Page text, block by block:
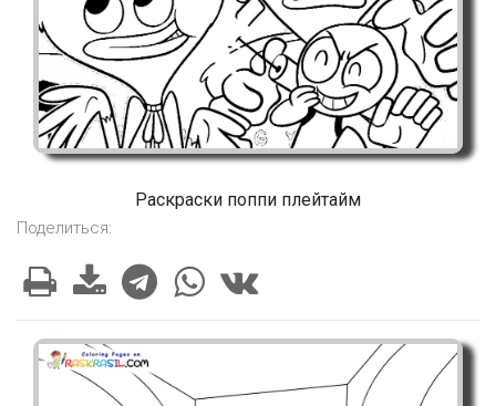
Раскраски поппи плейтайм
Поделиться: